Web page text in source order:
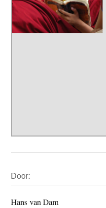
Sidebar
Door:
Hans van Dam